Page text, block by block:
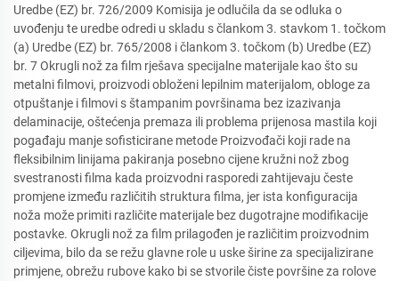
Uredbe (EZ) br. 726/2009 Komisija je odlučila da se odluka o
uvođenju te uredbe odredi u skladu s člankom 3. stavkom 1. točkom
(a) Uredbe (EZ) br. 765/2008 i člankom 3. točkom (b) Uredbe (EZ)
br. 7 Okrugli nož za film rješava specijalne materijale kao što su
metalni filmovi, proizvodi obloženi lepilnim materijalom, obloge za
otpuštanje i filmovi s štampanim površinama bez izazivanja
delaminacije, oštećenja premaza ili problema prijenosa mastila koji
pogađaju manje sofisticirane metode Proizvođači koji rade na
fleksibilnim linijama pakiranja posebno cijene kružni nož zbog
svestranosti filma kada proizvodni rasporedi zahtijevaju česte
promjene između različitih struktura filma, jer ista konfiguracija
noža može primiti različite materijale bez dugotrajne modifikacije
postavke. Okrugli nož za film prilagođen je različitim proizvodnim
ciljevima, bilo da se režu glavne role u uske širine za specijalizirane
primjene, obrežu rubove kako bi se stvorile čiste površine za rolove